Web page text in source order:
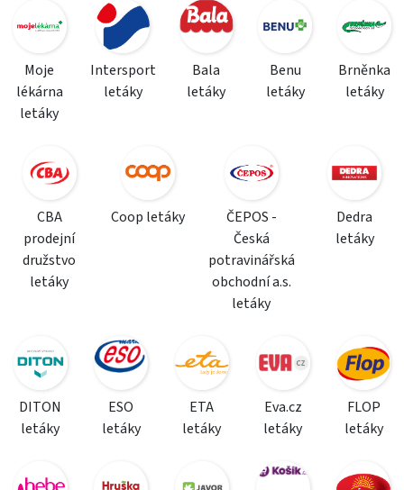
Moje
lékárna
letáky
Intersport
letáky
Bala
letáky
Benu
letáky
Brněnka
letáky
CBA
prodejní
družstvo
letáky
Coop letáky
ČEPOS -
Česká
potravinářská
obchodní a.s.
letáky
Dedra
letáky
DITON
letáky
ESO
letáky
ETA
letáky
Eva.cz
letáky
FLOP
letáky